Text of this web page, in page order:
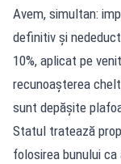
Avem, simultan:
definitiv și
10%, aplicat pe
recunoașterea
sunt depășite
Statul tratează
folosirea bunului